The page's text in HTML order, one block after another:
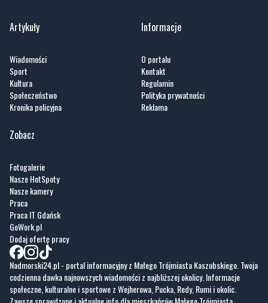
Artykuły
Wiadomości
Sport
Kultura
Społeczeństwo
Kronika policyjna
Informacje
O portalu
Kontakt
Regulamin
Polityka prywatności
Reklama
Zobacz
Fotogalerie
Nasze HotSpoty
Nasze kamery
Praca
Praca IT Gdańsk
GoWork.pl
Dodaj ofertę pracy
Nadmorski24.pl - portal informacyjny z Małego Trójmiasta Kaszubskiego. Twoja
codzienna dawka najnowszych wiadomości z najbliższej okolicy. Informacje
społeczne, kulturalne i sportowe z Wejherowa, Pucka, Redy, Rumi i okolic.